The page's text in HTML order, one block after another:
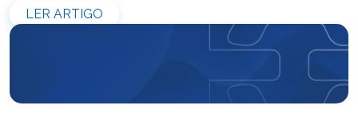
entre os dias 22/07 e 31/07. Reforçamos que as
simulações e contratações de empréstimos […]
LER ARTIGO